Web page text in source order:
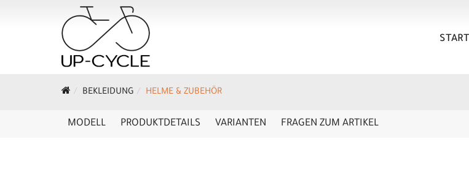
START
BEKLEIDUNG HELME & ZUBEHÖR
MODELL PRODUKTDETAILS VARIANTEN FRAGEN ZUM ARTIKEL